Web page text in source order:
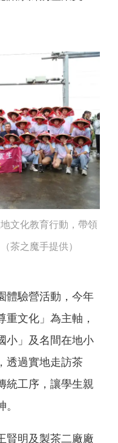
文化教育行動，帶領
茶之魔手提供）
體驗營活動，今年
文化」為主軸，
小」及名間在地小
透過實地走訪茶
統工序，讓學生親
賢明及製茶二廠廠